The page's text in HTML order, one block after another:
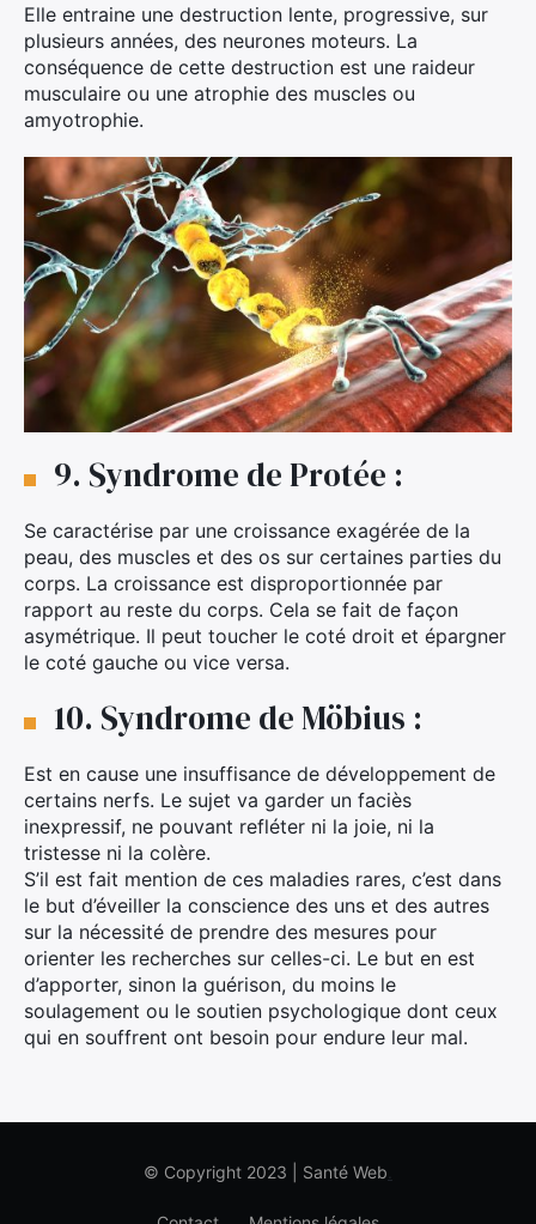
Elle entraine une destruction lente, progressive, sur
plusieurs années, des neurones moteurs. La
conséquence de cette destruction est une raideur
musculaire ou une atrophie des muscles ou
amyotrophie.
9. Syndrome de Protée :
Se caractérise par une croissance exagérée de la
peau, des muscles et des os sur certaines parties du
corps. La croissance est disproportionnée par
rapport au reste du corps. Cela se fait de façon
asymétrique. Il peut toucher le coté droit et épargner
le coté gauche ou vice versa.
10. Syndrome de Möbius :
Est en cause une insuffisance de développement de
certains nerfs. Le sujet va garder un faciès
inexpressif, ne pouvant refléter ni la joie, ni la
tristesse ni la colère.
S’il est fait mention de ces maladies rares, c’est dans
le but d’éveiller la conscience des uns et des autres
sur la nécessité de prendre des mesures pour
orienter les recherches sur celles-ci. Le but en est
d’apporter, sinon la guérison, du moins le
soulagement ou le soutien psychologique dont ceux
qui en souffrent ont besoin pour endure leur mal.
© Copyright 2023 | Santé Web